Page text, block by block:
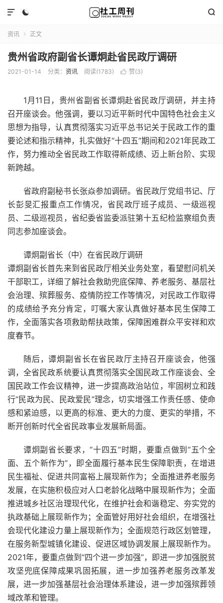
 

资讯  正文
贵州省政府副省长谭炯赴省民政厅调研
2021-01-14 分类： 资讯 阅读(1783)  赞(3)
1月11日，贵州省副省长谭炯赴省民政厅调研，并主持
召开座谈会。他强调，要以习近平新时代中国特色社会主义
思想为指导，认真贯彻落实习近平总书记关于民政工作的重
要论述和指示精神，扎实做好“十四五”期间和2021年民政工
作，努力推动全省民政工作取得新成绩、迈上新台阶、实现
新跨越。
省政府副秘书长张焱参加调研。省民政厅党组书记、厅
长彭旻汇报重点工作情况，省民政厅班子成员、一级巡视
员、二级巡视员，省纪委省监委派驻第十五纪检监察组负责
同志参加座谈会。
谭炯副省长（中）在省民政厅调研
谭炯副省长首先来到省民政厅相关业务处室，看望慰问机关
干部职工，详细了解社会救助兜底保障、养老服务、基层社
会治理、殡葬服务、疫情防控工作等情况，对民政工作取得
的成绩给予充分肯定，叮嘱大家认真做好基本民生保障工
作，全面落实各项救助帮扶政策，保障困难群众平安祥和欢
度春节。
随后，谭炯副省长在省民政厅主持召开座谈会，他强
调，全省民政系统要认真贯彻落实全国民政工作座谈会、全
国民政工作会议精神，进一步提高政治站位，牢固树立和践
行“民政为民、民政爱民”理念，切实增强工作责任感、使命
感和紧迫感，以更高的标准、更大的力度、更实的举措，不
断开创新时代全省民政事业发展新局面。
谭炯副省长要求，“十四五”时期，要重点做到“五个全
面、五个新作为”，即全面履行基本民生保障职责，在增进
民生福祉、促进共同富裕上展现新作为；全面推进养老服务
发展，在实施积极应对人口老龄化战略中展现新作为；全面
推进城乡社区治理现代化，在维护社会和谐稳定、夯实党的
执政基础上展现新作为；全面管好用好社会组织，在增强社
会现代化建设力量上展现新作为；全面规范行政区划管理，
在服务新型城镇化建设、促进区域协调发展上展现新作为。
2021年，要重点做到“四个进一步加强”，即进一步加强脱贫
攻坚兜底保障成果巩固拓展，进一步加强养老服务改革发
展，进一步加强基层社会治理体系建设，进一步加强殡葬领
域改革和管理。